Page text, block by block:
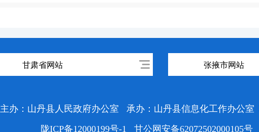
甘肃省网站 张掖市网站
主办：山丹县人民政府办公室 承办：山丹县信息化工作办公室
陇ICP备12000199号-1
甘公网安备62072502000105号